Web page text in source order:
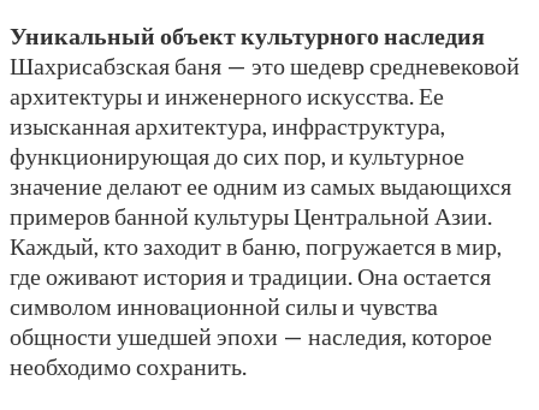
Уникальный объект культурного наследия
Шахрисабзская баня — это шедевр средневековой
архитектуры и инженерного искусства. Ее
изысканная архитектура, инфраструктура,
функционирующая до сих пор, и культурное
значение делают ее одним из самых выдающихся
примеров банной культуры Центральной Азии.
Каждый, кто заходит в баню, погружается в мир,
где оживают история и традиции. Она остается
символом инновационной силы и чувства
общности ушедшей эпохи — наследия, которое
необходимо сохранить.